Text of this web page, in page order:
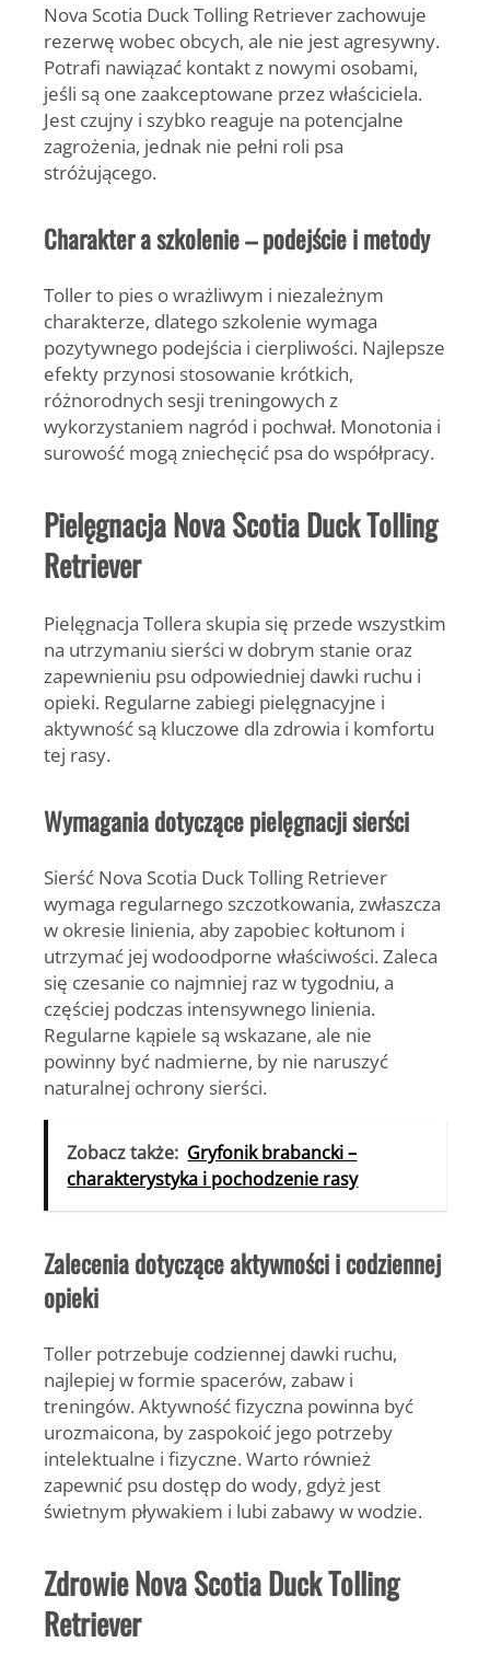
Nova Scotia Duck Tolling Retriever zachowuje
rezerwę wobec obcych, ale nie jest agresywny.
Potrafi nawiązać kontakt z nowymi osobami,
jeśli są one zaakceptowane przez właściciela.
Jest czujny i szybko reaguje na potencjalne
zagrożenia, jednak nie pełni roli psa
stróżującego.
Charakter a szkolenie – podejście i metody
Toller to pies o wrażliwym i niezależnym
charakterze, dlatego szkolenie wymaga
pozytywnego podejścia i cierpliwości. Najlepsze
efekty przynosi stosowanie krótkich,
różnorodnych sesji treningowych z
wykorzystaniem nagród i pochwał. Monotonia i
surowość mogą zniechęcić psa do współpracy.
Pielęgnacja Nova Scotia Duck Tolling
Retriever
Pielęgnacja Tollera skupia się przede wszystkim
na utrzymaniu sierści w dobrym stanie oraz
zapewnieniu psu odpowiedniej dawki ruchu i
opieki. Regularne zabiegi pielęgnacyjne i
aktywność są kluczowe dla zdrowia i komfortu
tej rasy.
Wymagania dotyczące pielęgnacji sierści
Sierść Nova Scotia Duck Tolling Retriever
wymaga regularnego szczotkowania, zwłaszcza
w okresie linienia, aby zapobiec kołtunom i
utrzymać jej wodoodporne właściwości. Zaleca
się czesanie co najmniej raz w tygodniu, a
częściej podczas intensywnego linienia.
Regularne kąpiele są wskazane, ale nie
powinny być nadmierne, by nie naruszyć
naturalnej ochrony sierści.
Zobacz także: Gryfonik brabancki –
charakterystyka i pochodzenie rasy
Zalecenia dotyczące aktywności i codziennej
opieki
Toller potrzebuje codziennej dawki ruchu,
najlepiej w formie spacerów, zabaw i
treningów. Aktywność fizyczna powinna być
urozmaicona, by zaspokoić jego potrzeby
intelektualne i fizyczne. Warto również
zapewnić psu dostęp do wody, gdyż jest
świetnym pływakiem i lubi zabawy w wodzie.
Zdrowie Nova Scotia Duck Tolling
Retriever